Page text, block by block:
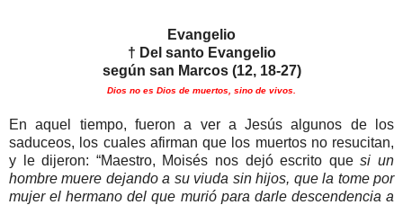
Evangelio
† Del santo Evangelio
según san Marcos (12, 18-27)
Dios no es Dios de muertos, sino de vivos.
En aquel tiempo, fueron a ver a Jesús algunos de los
saduceos, los cuales afirman que los muertos no resucitan,
y le dijeron: “Maestro, Moisés nos dejó escrito quesi un
hombre muere dejando a su viuda sin hijos, que la tome por
mujer el hermano del que murió para darle descendencia a